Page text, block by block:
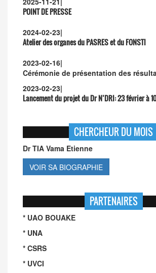
POINT DE PRESSE
2024-02-23|
Atelier des organes du PASRES et du FONSTI
2023-02-16|
Cérémonie de présentation des
2023-02-23|
Lancement du projet du Dr N’DRI:23 février à
CHERCHEUR DU MOIS
Dr TIA Vama Etienne
VOIR SA BIOGRAPHIE
PARTENAIRES
* UAO BOUAKE
* UNA
* CSRS
* UVCI